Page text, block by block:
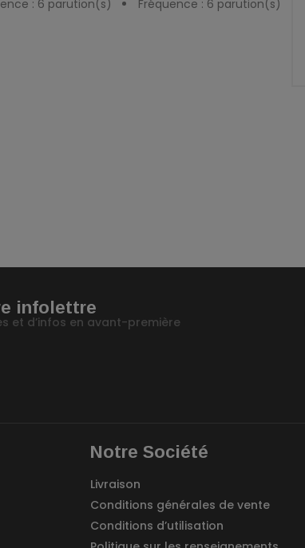
: 6 parution(s)
Fréquence : 6 parution(s)
infolettre
et d’infos en avant-première
Notre Société
Livraison
Conditions générales de vente
Conditions d’utilisation